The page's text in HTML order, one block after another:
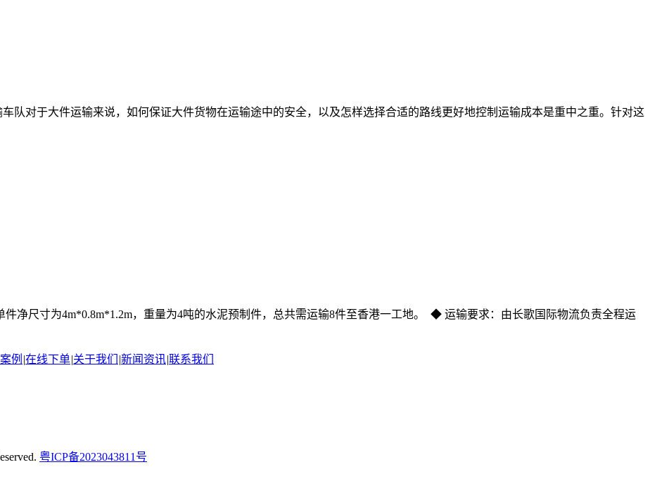
队对于大件运输来说，如何保证大件货物在运输途中的安全，以及怎样选择合适的路线更好地控制运输成本是重中之重。针对这
净尺寸为4m*0.8m*1.2m，重量为4吨的水泥预制件，总共需运输8件至香港一工地。 ◆ 运输要求：由长歌国际物流负责全程运
例 |在线下单|关于我们 |新闻资讯|联系我们
粤ICP备2023043811号